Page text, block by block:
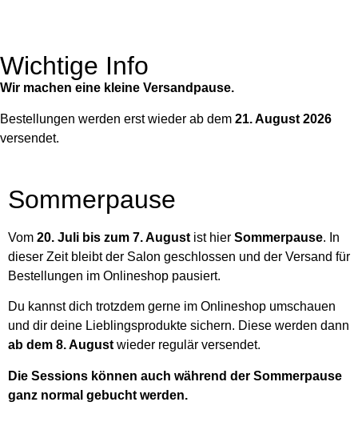
Wichtige Info
Wir machen eine kleine Versandpause.
Bestellungen werden erst wieder ab dem 21. August 2026
versendet.
Sommerpause
Vom 20. Juli bis zum 7. August ist hier Sommerpause. In
dieser Zeit bleibt der Salon geschlossen und der Versand für
Bestellungen im Onlineshop pausiert.
Du kannst dich trotzdem gerne im Onlineshop umschauen
und dir deine Lieblingsprodukte sichern. Diese werden dann
ab dem 8. Augustwieder regulär versendet.
Die Sessions können auch während der Sommerpause
ganz normal gebucht werden.